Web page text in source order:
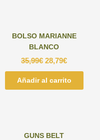
BOLSO MARIANNE
BLANCO
35,99€ 28,79€
Añadir al carrito
GUNS BELT